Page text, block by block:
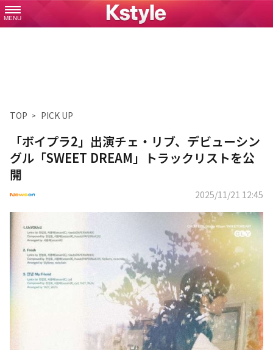
MENU
TOP PICK UP
「ボイプラ2」出演チェ・リブ、デビューシン
グル「SWEET DREAM」トラックリストを公
開
2025/11/21 12:45